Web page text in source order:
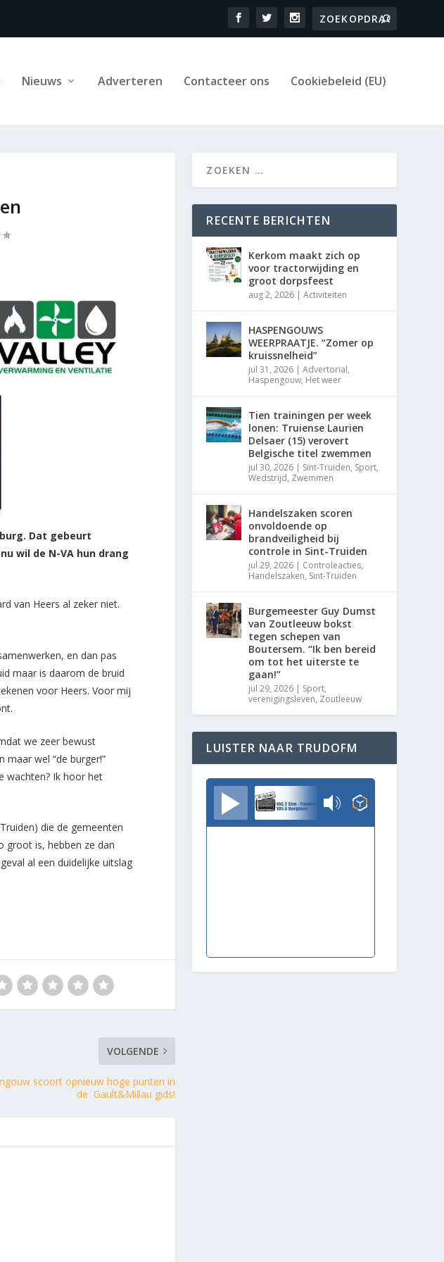
Nieuws Adverteren Contacteer ons Cookiebeleid (EU)
Dat gebeurt
wil de N-VA hun drang
van Heers al zeker niet.
en dan pas
maar is daarom de bruid
voor Heers. Voor mij
we zeer bewust
wel “de burger!”
wachten? Ik hoor het
die de gemeenten
groot is, hebben ze dan
al een duidelijke uitslag
VOLGENDE
scoort opnieuw hoge punten in
de Gault&Millau gids!
RECENTE BERICHTEN
Kerkom maakt zich op
voor tractorwijding en
groot dorpsfeest
aug 2, 2026 |Activiteiten
HASPENGOUWS
WEERPRAATJE. “Zomer op
kruissnelheid”
jul 31, 2026 |Advertorial,
Haspengouw, Het weer
Tien trainingen per week
lonen: Truiense Laurien
Delsaer (15) verovert
Belgische titel zwemmen
jul 30, 2026 | Sint-Truiden, Sport,
Wedstrijd, Zwemmen
Handelszaken scoren
onvoldoende op
brandveiligheid bij
controle in Sint-Truiden
jul 29, 2026 | Controleacties,
Handelszaken, Sint-Truiden
Burgemeester Guy Dumst
van Zoutleeuw bokst
tegen schepen van
Boutersem. “Ik ben bereid
om tot het uiterste te
gaan!”
jul 29, 2026 | Sport,
verenigingsleven, Zoutleeuw
LUISTER NAAR TRUDOFM
TrudoFM